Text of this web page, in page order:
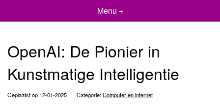
Menu +
OpenAI: De Pionier in
Kunstmatige Intelligentie
Geplaatst op 12-01-2025 Categorie:Computer en internet